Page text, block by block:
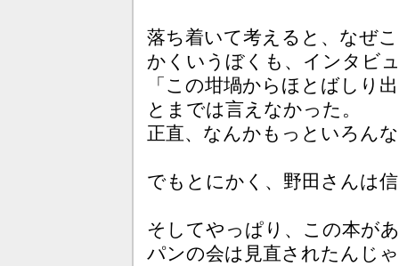
落ち着いて考えると、なぜ
かくいうぼくも、インタビ
「この坩堝からほとばしり
とまでは言えなかった。
正直、なんかもっといろん
でもとにかく、野田さんは
そしてやっぱり、この本が
パンの会は見直されたんじ